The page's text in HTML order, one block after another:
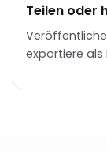
Teilen oder
exportiere als